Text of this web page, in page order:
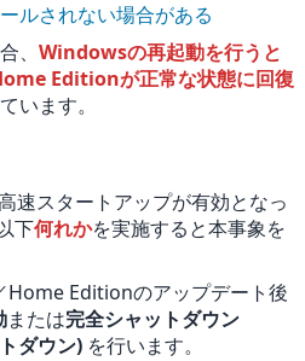
ルされない場合がある
、 Windowsの再起動を行うと
Editionが正常な状態に回復
います。
速スタートアップが有効となっ
下何れかを実施すると本事象を
Editionのアップデート後
または完全シャットダウン
ダウン) を行います。